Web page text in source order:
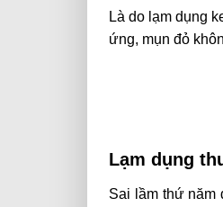
Là do lạm dụng
ứng, mụn đỏ
Lạm dụng
Sai lầm thứ năm